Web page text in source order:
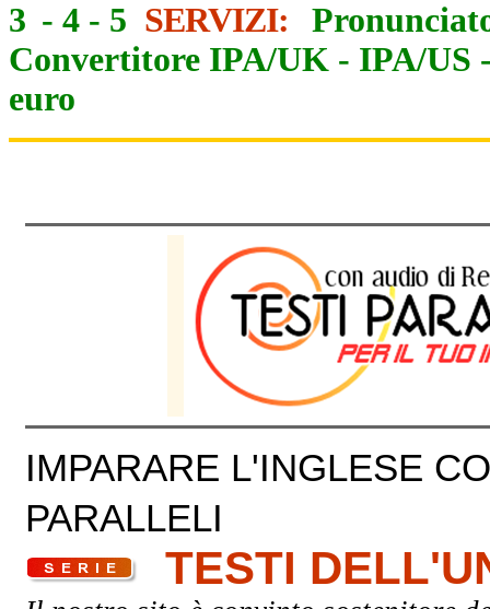
3 - 4 - 5 SERVIZI:
Convertitore IPA/UK - IPA/US
euro
IMPARARE L'INGLESE
PARALLELI
TESTI